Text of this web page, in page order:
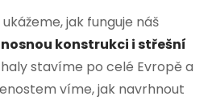
jak funguje náš
konstrukci i střešní
haly stavíme po celé Evropě a
víme, jak navrhnout